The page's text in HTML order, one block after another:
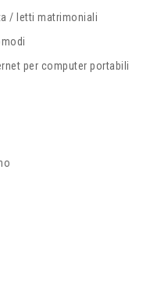
/ letti matrimoniali
per computer portabili